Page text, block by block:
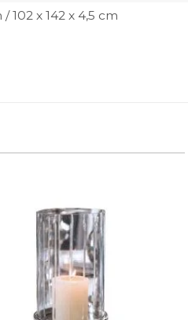
102 x 142 x 4,5 cm